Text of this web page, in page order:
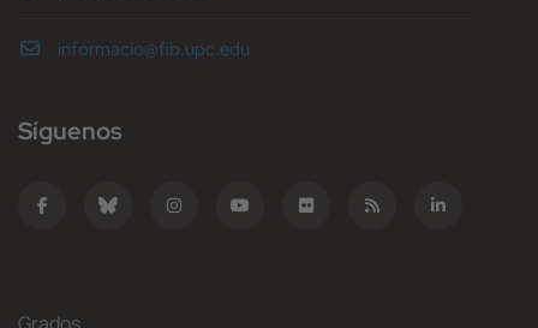
informacio@fib.upc.edu
Síguenos